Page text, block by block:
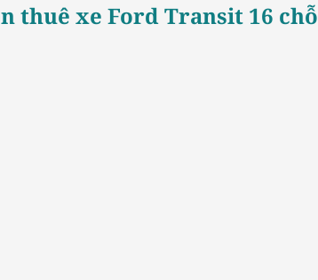
thuê xe Ford Transit 16 chỗ